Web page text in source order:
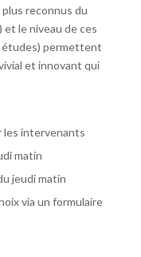
reconnus du
et le niveau de ces
permettent
et innovant qui
les intervenants
matin
jeudi matin
via un formulaire